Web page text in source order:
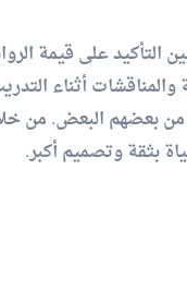
على قيمة
أثناء
من بعضهم البعض. من
بثقة وتصميم أكبر.